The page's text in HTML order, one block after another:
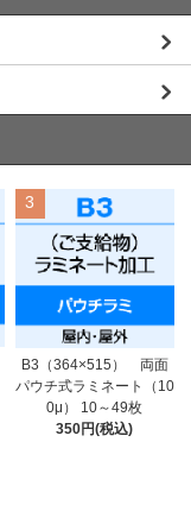
3
B3（364×515） 両面
パウチ式ラミネート（10
0μ） 10～49枚
350円(税込)